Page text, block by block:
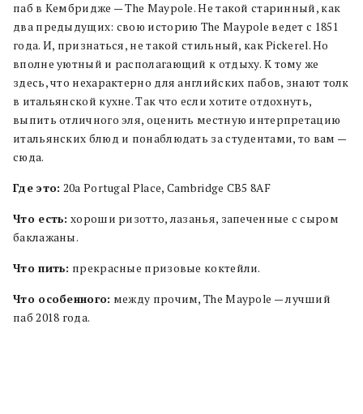
паб в Кембридже — The Maypole. Не такой старинный, как
два предыдущих: свою историю The Maypole ведет с 1851
года. И, признаться, не такой стильный, как Pickerel. Но
вполне уютный и располагающий к отдыху. К тому же
здесь, что нехарактерно для английских пабов, знают толк
в итальянской кухне. Так что если хотите отдохнуть,
выпить отличного эля, оценить местную интерпретацию
итальянских блюд и понаблюдать за студентами, то вам —
сюда.
Где это: 20a Portugal Place, Cambridge CB5 8AF
Что есть: хороши ризотто, лазанья, запеченные с сыром
баклажаны.
Что пить: прекрасные призовые коктейли.
Что особенного: между прочим, The Maypole — лучший
паб 2018 года.